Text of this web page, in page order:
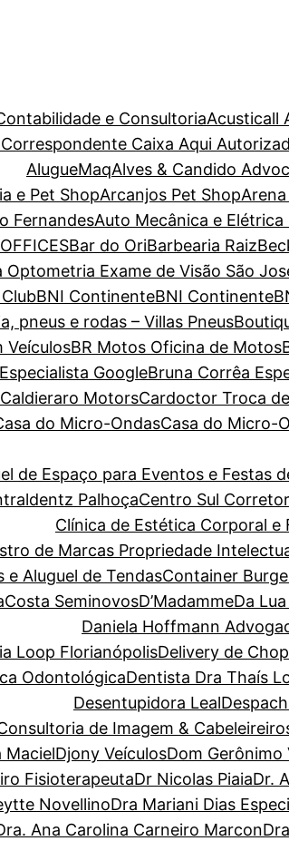
e ConsultoriaAcusticall
Caixa Aqui
AlugueMaqAlves & Candido
e Pet ShopArcanjos Pet Shop
FernandesAuto Mecânica e Elétrica
Bar do OriBarbearia Raiz
Optometria Exame de Visão São
BNI ContinenteBNI Continente
pneus e rodas – Villas Pneus
VeículosBR Motos Oficina de Motos
GoogleBruna Corrêa
Caldieraro MotorsCardoctor Troca
do Micro-OndasCasa do Micro-
de Espaço para Eventos e Festas
PalhoçaCentro Sul
Clínica de Estética Corporal e
de Marcas Propriedade
e Aluguel de TendasContainer
Costa SeminovosD’MadammeDa
Daniela Hoffmann
Loop FlorianópolisDelivery de
OdontológicaDentista Dra Thaís
Desentupidora Leal
de Imagem &
MacielDjony VeículosDom Gerônimo
FisioterapeutaDr Nicolas PiaiaDr.
NovellinoDra Mariani Dias
Ana Carolina Carneiro Marcon